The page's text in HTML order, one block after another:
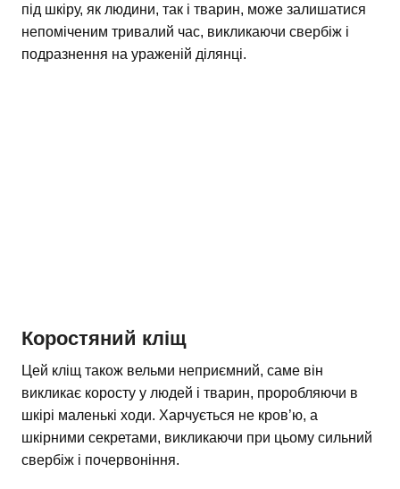
під шкіру, як людини, так і тварин, може залишатися
непоміченим тривалий час, викликаючи свербіж і
подразнення на ураженій ділянці.
Коростяний кліщ
Цей кліщ також вельми неприємний, саме він
викликає коросту у людей і тварин, проробляючи в
шкірі маленькі ходи. Харчується не кров’ю, а
шкірними секретами, викликаючи при цьому сильний
свербіж і почервоніння.